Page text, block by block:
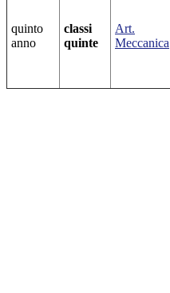
quinto
anno
classi
quinte
Art.
Meccanica